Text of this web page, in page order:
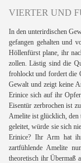
VIERTER UND
In den unterirdischen
gefangen gehalten und
Höllenfürst plane, ihr
zollen. Lästig sind die
frohlockt und fordert die
Gewalt und zeigt keine
Erinice sich auf ihr
Eisentür zerbrochen ist
Amelite ist glücklich, den
geleitet, würde sie sich
Erinice? Ihr Arm hat
zartfühlende Amelite
theoretisch ihr Übermaß